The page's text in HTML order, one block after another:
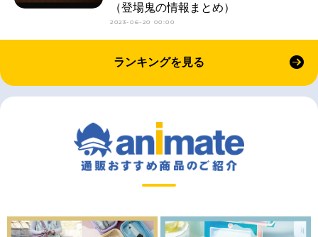
（登場鬼の情報まとめ）
2023-06-20 00:00
ランキングを見る